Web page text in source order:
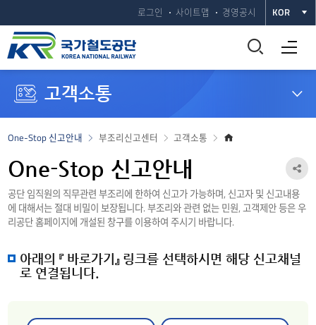
로그인 사이트맵 경영공시 KOR
통
합
열
전체메뉴 열기
고객소통
홈
고객소통
부조리신고센터
One-Stop 신고안내
One-Stop 신고안내
공단 임직원의 직무관련 부조리에 한하여 신고가 가능하며, 신고자 및 신고내용
에 대해서는 절대 비밀이 보장됩니다. 부조리와 관련 없는 민원, 고객제안 등은 우
리공단 홈페이지에 개설된 창구를 이용하여 주시기 바랍니다.
공
하
아래의 『 바로가기』 링크를 선택하시면 해당 신고채널
로 연결됩니다.